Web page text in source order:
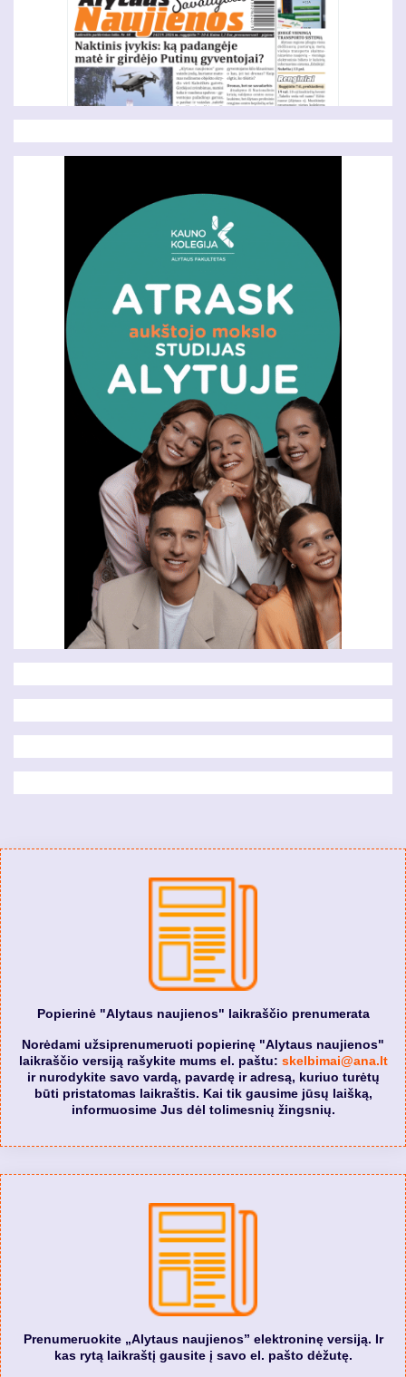
Popierinė "Alytaus naujienos" laikraščio prenumerata
Norėdami užsiprenumeruoti popierinę "Alytaus naujienos"
laikraščio versiją rašykite mums el. paštu: skelbimai@ana.lt
ir nurodykite savo vardą, pavardę ir adresą, kuriuo turėtų
būti pristatomas laikraštis. Kai tik gausime jūsų laišką,
informuosime Jus dėl tolimesnių žingsnių.
Prenumeruokite „Alytaus naujienos” elektroninę versiją. Ir
kas rytą laikraštį gausite į savo el. pašto dėžutę.